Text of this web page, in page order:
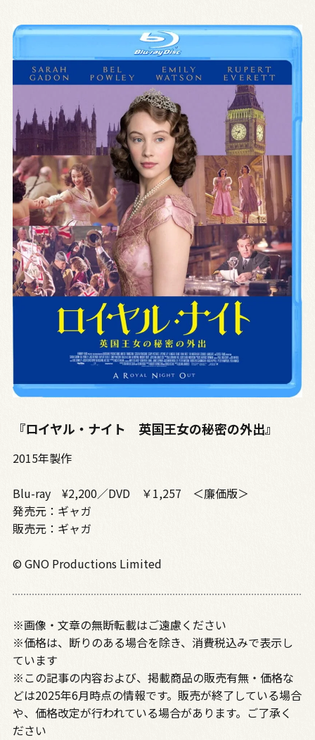
『ロイヤル・ナイト 英国王女の秘密の外出』
2015年製作
Blu-ray ¥2,200／DVD ￥1,257 ＜廉価版＞
発売元：ギャガ
販売元：ギャガ
© GNO Productions Limited
※画像・文章の無断転載はご遠慮ください
※価格は、断りのある場合を除き、消費税込みで表示し
ています
※この記事の内容および、掲載商品の販売有無・価格な
どは2025年6月時点の情報です。販売が終了している場合
や、価格改定が行われている場合があります。ご了承く
ださい